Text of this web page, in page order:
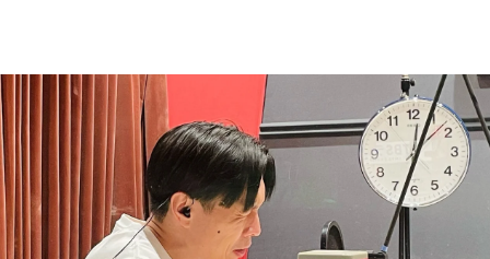
トピックス
TBS Podcast
お知らせ
イベント・グッズ
YouTube
会社情報